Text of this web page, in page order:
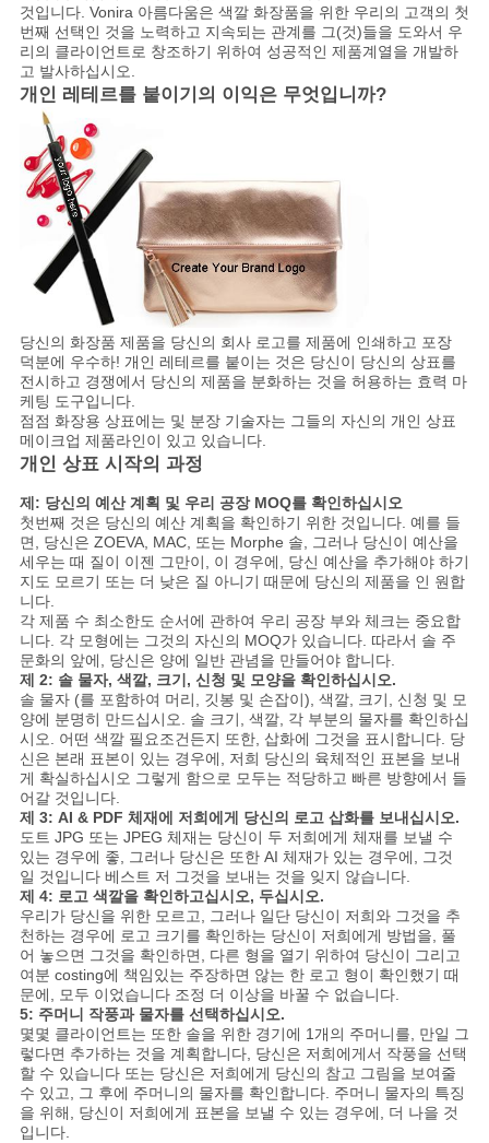
것입니다. Vonira 아름다움은 색깔 화장품을 위한 우리의 고객의 첫
번째 선택인 것을 노력하고 지속되는 관계를 그(것)들을 도와서 우
리의 클라이언트로 창조하기 위하여 성공적인 제품계열을 개발하
고 발사하십시오.
개인 레테르를 붙이기의 이익은 무엇입니까?
당신의 화장품 제품을 당신의 회사 로고를 제품에 인쇄하고 포장
덕분에 우수하! 개인 레테르를 붙이는 것은 당신이 당신의 상표를
전시하고 경쟁에서 당신의 제품을 분화하는 것을 허용하는 효력 마
케팅 도구입니다.
점점 화장용 상표에는 및 분장 기술자는 그들의 자신의 개인 상표
메이크업 제품라인이 있고 있습니다.
개인 상표 시작의 과정
제: 당신의 예산 계획 및 우리 공장 MOQ를 확인하십시오
첫번째 것은 당신의 예산 계획을 확인하기 위한 것입니다. 예를 들
면, 당신은 ZOEVA, MAC, 또는 Morphe 솔, 그러나 당신이 예산을
세우는 때 질이 이젠 그만이, 이 경우에, 당신 예산을 추가해야 하기
지도 모르기 또는 더 낮은 질 아니기 때문에 당신의 제품을 인 원합
니다.
각 제품 수 최소한도 순서에 관하여 우리 공장 부와 체크는 중요합
니다. 각 모형에는 그것의 자신의 MOQ가 있습니다. 따라서 솔 주
문화의 앞에, 당신은 양에 일반 관념을 만들어야 합니다.
제 2: 솔 물자, 색깔, 크기, 신청 및 모양을 확인하십시오.
솔 물자 (를 포함하여 머리, 깃봉 및 손잡이), 색깔, 크기, 신청 및 모
양에 분명히 만드십시오. 솔 크기, 색깔, 각 부분의 물자를 확인하십
시오. 어떤 색깔 필요조건든지 또한, 삽화에 그것을 표시합니다. 당
신은 본래 표본이 있는 경우에, 저희 당신의 육체적인 표본을 보내
게 확실하십시오 그렇게 함으로 모두는 적당하고 빠른 방향에서 들
어갈 것입니다.
제 3: AI & PDF 체재에 저희에게 당신의 로고 삽화를 보내십시오.
도트 JPG 또는 JPEG 체재는 당신이 두 저희에게 체재를 보낼 수
있는 경우에 좋, 그러나 당신은 또한 AI 체재가 있는 경우에, 그것
일 것입니다 베스트 저 그것을 보내는 것을 잊지 않습니다.
제 4: 로고 색깔을 확인하고십시오, 두십시오.
우리가 당신을 위한 모르고, 그러나 일단 당신이 저희와 그것을 추
천하는 경우에 로고 크기를 확인하는 당신이 저희에게 방법을, 풀
어 놓으면 그것을 확인하면, 다른 형을 열기 위하여 당신이 그리고
여분 costing에 책임있는 주장하면 않는 한 로고 형이 확인했기 때
문에, 모두 이었습니다 조정 더 이상을 바꿀 수 없습니다.
5: 주머니 작풍과 물자를 선택하십시오.
몇몇 클라이언트는 또한 솔을 위한 경기에 1개의 주머니를, 만일 그
렇다면 추가하는 것을 계획합니다, 당신은 저희에게서 작풍을 선택
할 수 있습니다 또는 당신은 저희에게 당신의 참고 그림을 보여줄
수 있고, 그 후에 주머니의 물자를 확인합니다. 주머니 물자의 특징
을 위해, 당신이 저희에게 표본을 보낼 수 있는 경우에, 더 나을 것
입니다.